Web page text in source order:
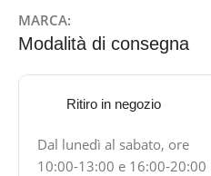
MARCA:
Modalità di consegna
Ritiro in negozio
Dal lunedì al sabato, ore
10:00-13:00 e 16:00-20:00